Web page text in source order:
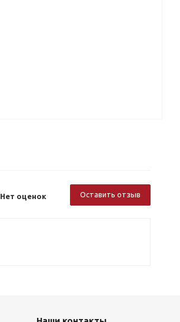
Нет оценок Оставить отзыв